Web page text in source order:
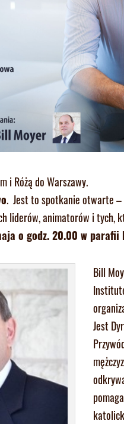
i Różą do Warszawy.
. Jest to spotkanie otwarte –
liderów, animatorów i tych,
o godz. 20.00 w parafii
Bill
Jest